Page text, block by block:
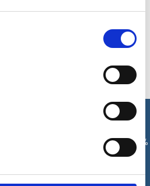
alternativ til et helt regnsæt.
som kan bruges til
og modtag med det samme en 10%